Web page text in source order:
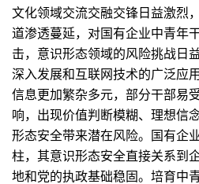
文化领域交流交融交锋日益激烈
道渗透蔓延，对国有企业中青年
击，意识形态领域的风险挑战日
深入发展和互联网技术的广泛应
信息更加繁杂多元，部分干部易
响，出现价值判断模糊、理想信
形态安全带来潜在风险。国有企
柱，其意识形态安全直接关系到
地和党的执政基础稳固。培育中